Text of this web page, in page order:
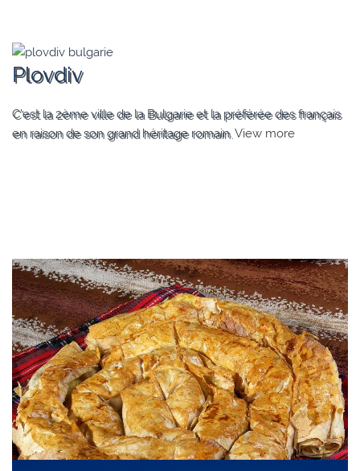
Plovdiv
C’est la 2ème ville de la Bulgarie et la préférée des français
en raison de son grand héritage romain. View more